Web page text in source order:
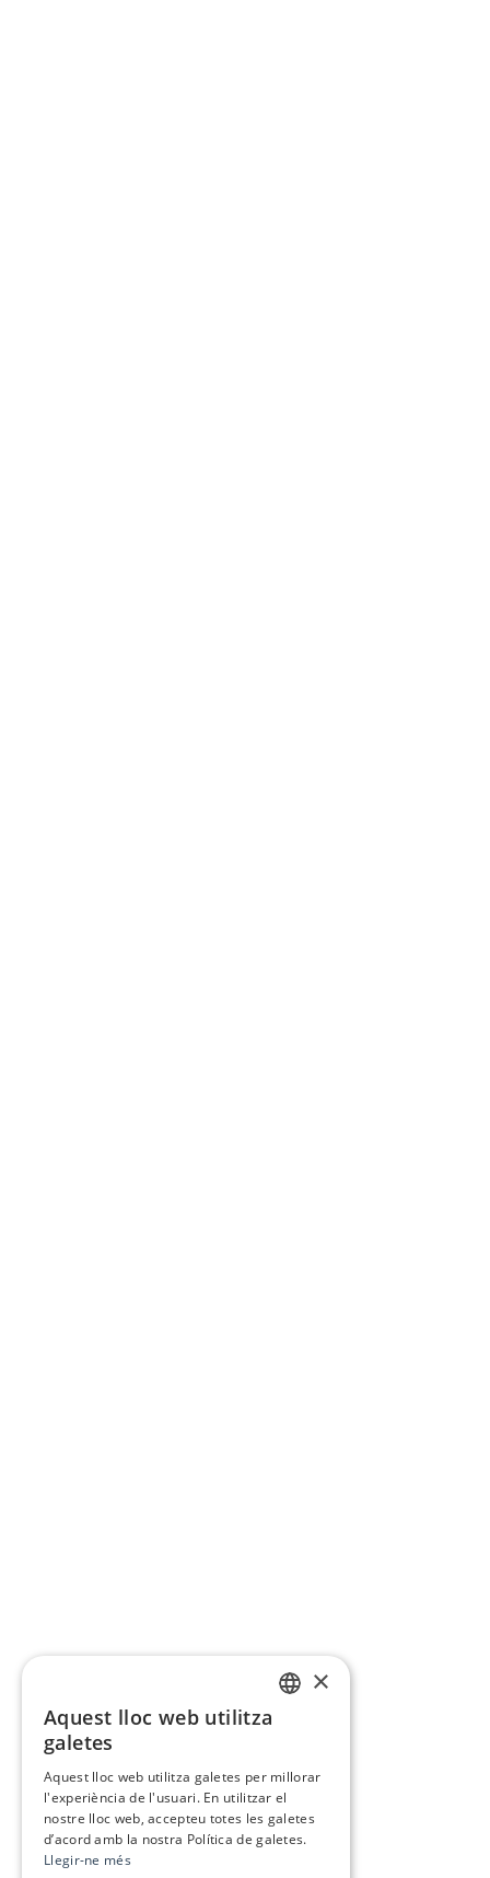
×
Aquest lloc web utilitza
galetes
Aquest lloc web utilitza galetes per millorar
l'experiència de l'usuari. En utilitzar el
nostre lloc web, accepteu totes les galetes
d’acord amb la nostra Política de galetes.
Llegir-ne més